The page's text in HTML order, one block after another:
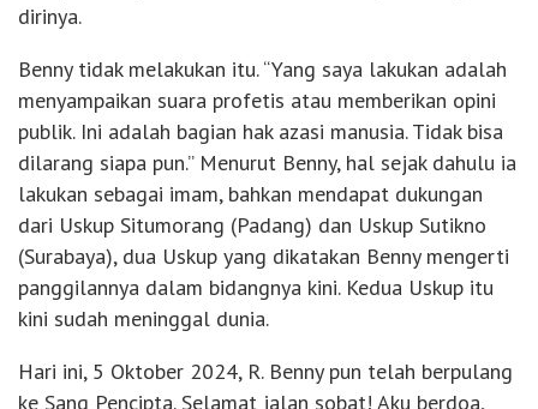
dirinya.
Benny tidak melakukan itu. “Yang saya lakukan adalah
menyampaikan suara profetis atau memberikan opini
publik. Ini adalah bagian hak azasi manusia. Tidak bisa
dilarang siapa pun.” Menurut Benny, hal sejak dahulu ia
lakukan sebagai imam, bahkan mendapat dukungan
dari Uskup Situmorang (Padang) dan Uskup Sutikno
(Surabaya), dua Uskup yang dikatakan Benny mengerti
panggilannya dalam bidangnya kini. Kedua Uskup itu
kini sudah meninggal dunia.
Hari ini, 5 Oktober 2024, R. Benny pun telah berpulang
ke Sang Pencipta. Selamat jalan sobat! Aku berdoa,